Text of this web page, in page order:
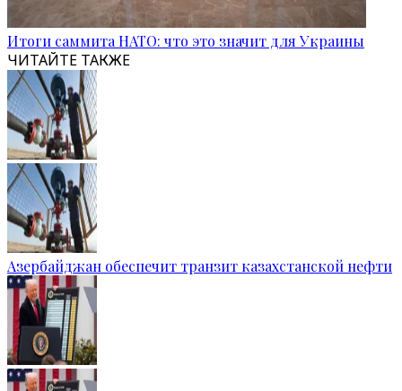
Итоги саммита НАТО: что это значит для Украины
ЧИТАЙТЕ ТАКЖЕ
Азербайджан обеспечит транзит казахстанской нефти